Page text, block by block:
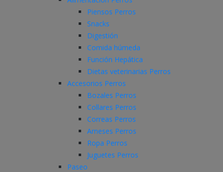
Piensos Perros
Snacks
Digestión
Comida húmeda
Función Hepática
Dietas veterinarias Perros
Accesorios Perros
Bozales Perros
Collares Perros
Correas Perros
Arneses Perros
Ropa Perros
Juguetes Perros
Paseo